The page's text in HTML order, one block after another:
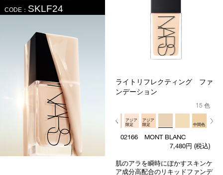
CODE： SKLF24
ライトリフレクティング ファ
ンデーション
15 色
アジア
アジア
限定
アジア
限定
中間色
02166 MONT BLANC
7,480円 (税込)
肌のアラを瞬時にぼかすスキンケ
ア成分高配合のリキッドファンデ